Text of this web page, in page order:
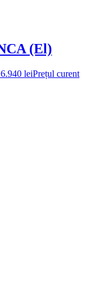
(El)
6.940 leiPrețul curent